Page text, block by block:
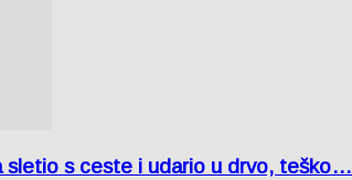
sletio s ceste i udario u drvo, teško…